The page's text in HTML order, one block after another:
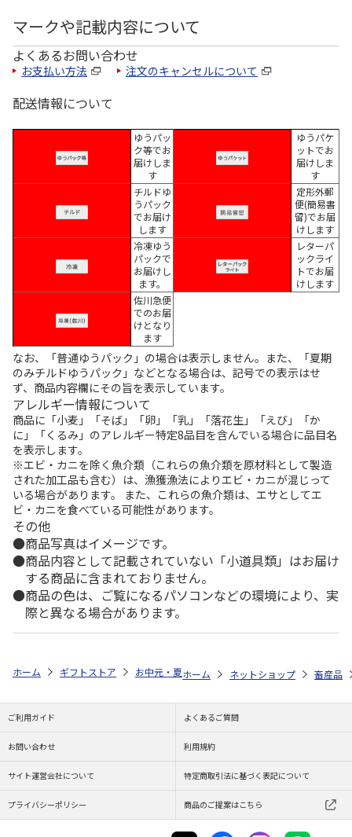
マークや記載内容について
よくあるお問い合わせ
お支払い方法 注文のキャンセルについて
配送情報について
ゆうパッ
ク等でお
届けしま
す
ゆうパケ
ットでお
届けしま
す
チルドゆ
うパック
でお届け
します
定形外郵
便(簡易書
留)でお届
けします
冷凍ゆう
パックで
お届けし
ます。
レターパ
ックライ
トでお届
けします
佐川急便
でのお届
けとなり
ます
なお、「普通ゆうパック」の場合は表示しません。また、「夏期
のみチルドゆうパック」などとなる場合は、記号での表示はせ
ず、商品内容欄にその旨を表示しています。
アレルギー情報について
商品に「小麦」「そば」「卵」「乳」「落花生」「えび」「か
に」「くるみ」のアレルギー特定8品目を含んでいる場合に品目名
を表示します。
※エビ・カニを除く魚介類（これらの魚介類を原材料として製造
された加工品も含む）は、漁獲漁法によりエビ・カニが混じって
いる場合があります。 また、これらの魚介類は、エサとしてエ
ビ・カニを食べている可能性があります。
その他
商品写真はイメージです。
商品内容として記載されていない「小道具類」はお届け
する商品に含まれておりません。
商品の色は、ご覧になるパソコンなどの環境により、実
際と異なる場合があります。
ホーム ギフトストア お中元・夏ギフト特集 2026 ゆうゆうギフト
ホーム ネットショップ 畜産品
ご利用ガイド よくあるご質問
お問い合わせ 利用規約
サイト運営会社について 特定商取引法に基づく表記について
プライバシーポリシー 商品のご提案はこちら